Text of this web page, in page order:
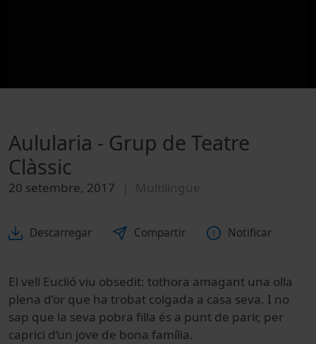
Aulularia - Grup de Teatre
Clàssic
20 setembre, 2017 Multilingüe
Descarregar Compartir Notificar
El vell Euclió viu obsedit: tothora amagant una olla
plena d’or que ha trobat colgada a casa seva. I no
sap que la seva pobra filla és a punt de parir, per
caprici d’un jove de bona família.